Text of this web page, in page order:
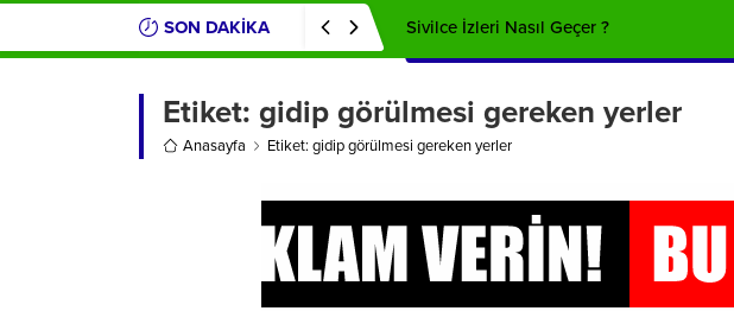
SON DAKİKA Sivilce İzleri Nasıl Geçer ?
Etiket: gidip görülmesi gereken yerler
Anasayfa Etiket: gidip görülmesi gereken yerler